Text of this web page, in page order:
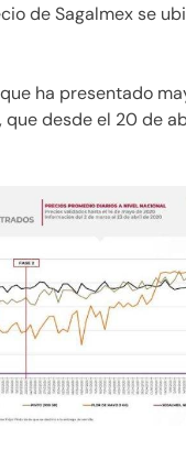
de Sagalmex se
ha presentado
que desde el 20 de